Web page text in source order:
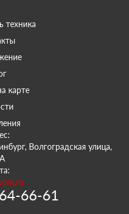
техника
карте
Волгоградская улица,
66-61